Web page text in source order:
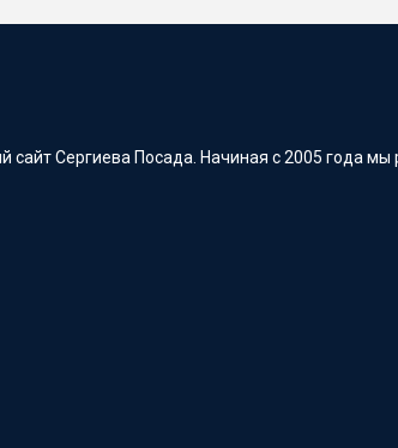
Сергиева Посада. Начиная с 2005 года